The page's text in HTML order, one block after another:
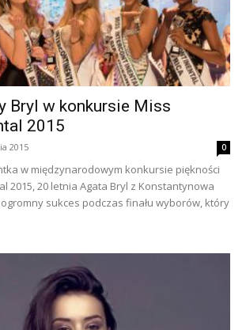
Bryl w konkursie Miss
2015
2015 0
w międzynarodowym konkursie piękności
2015, 20 letnia Agata Bryl z Konstantynowa
sukces podczas finału wyborów, który